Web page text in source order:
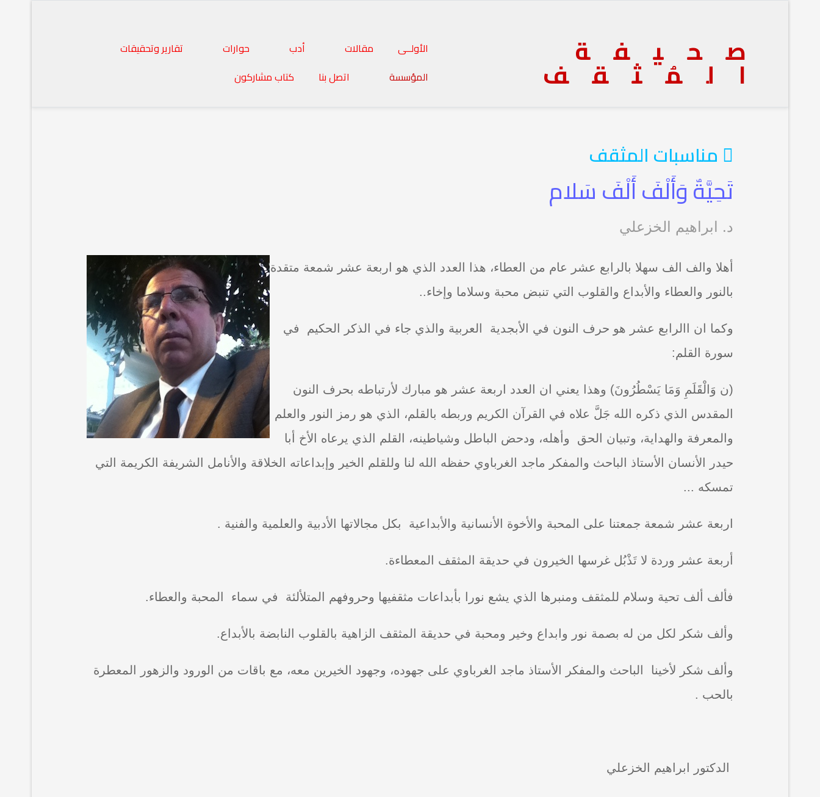
صحيفة
المُثقف
الأولــى مقالات أدب حوارات
تقارير وتحقيقات
المؤسسة
اتصل بنا كتاب مشاركون
 مناسبات المثقف
تَحِيَّةٌ وَأَلْفَ أَلْفَ سَلام
د. ابراهيم الخزعلي
أهلا والف الف سهلا بالرابع عشر عام من العطاء، هذا العدد الذي هو اربعة عشر شمعة متقدة
بالنور والعطاء والأبداع والقلوب التي تنبض محبة وسلاما وإخاء..
وكما ان االرابع عشر هو حرف النون في الأبجدية العربية والذي جاء في الذكر الحكيم في
سورة القلم:
(ن وَالْقَلَمِ وَمَا يَسْطُرُونَ) وهذا يعني ان العدد اربعة عشر هو مبارك لأرتباطه بحرف النون
المقدس الذي ذكره الله جَلَّ علاه في القرآن الكريم وربطه بالقلم، الذي هو رمز النور والعلم
والمعرفة والهداية، وتبيان الحق وأهله، ودحض الباطل وشياطينه، القلم الذي يرعاه الأخ أبا
حيدر الأنسان الأستاذ الباحث والمفكر ماجد الغرباوي حفظه الله لنا وللقلم الخير وإبداعاته الخلاقة والأنامل الشريفة الكريمة التي
تمسكه ...
اربعة عشر شمعة جمعتنا على المحبة والأخوة الأنسانية والأبداعية بكل مجالاتها الأدبية والعلمية والفنية .
أربعة عشر وردة لا تَذْبُل غرسها الخيرون في حديقة المثقف المعطاءة.
فألف ألف تحية وسلام للمثقف ومنبرها الذي يشع نورا بأبداعات مثقفيها وحروفهم المتلألئة في سماء المحبة والعطاء.
وألف شكر لكل من له بصمة نور وابداع وخير ومحبة في حديقة المثقف الزاهية بالقلوب النابضة بالأبداع.
وألف شكر لأخينا الباحث والمفكر الأستاذ ماجد الغرباوي على جهوده، وجهود الخيرين معه، مع باقات من الورود والزهور المعطرة
بالحب .
الدكتور ابراهيم الخزعلي